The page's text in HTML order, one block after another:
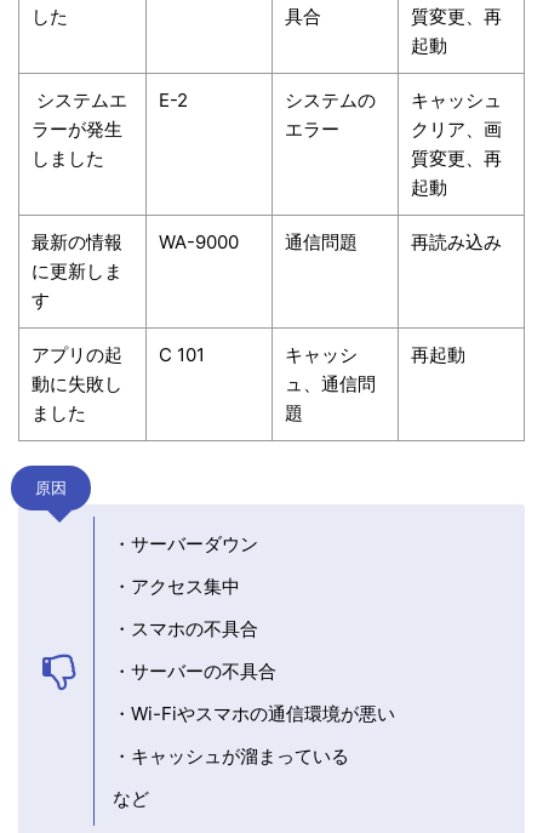
した
具合
質変更、再
起動
システムエ
ラーが発生
しました
E-2
システムの
エラー
キャッシュ
クリア、画
質変更、再
起動
最新の情報
に更新しま
す
WA-9000 通信問題 再読み込み
アプリの起
動に失敗し
ました
C 101
キャッシ
ュ、通信問
題
再起動
原因
・サーバーダウン
・アクセス集中
・スマホの不具合
・サーバーの不具合
・Wi-Fiやスマホの通信環境が悪い
・キャッシュが溜まっている
など